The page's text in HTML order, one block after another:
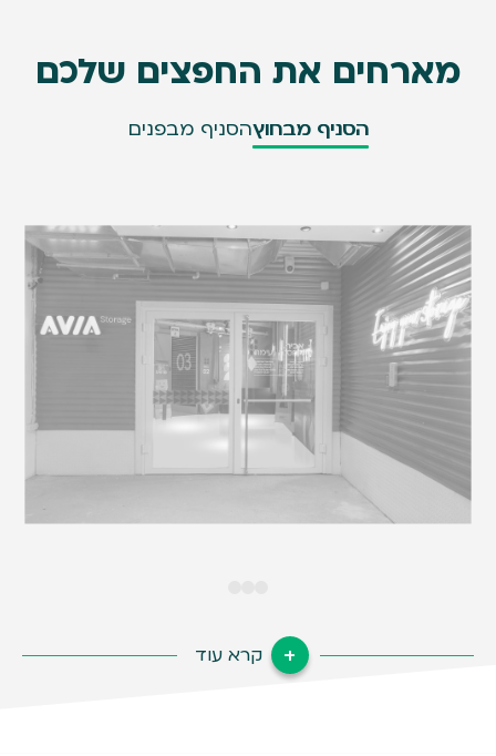
הסניף מבחוץהסניף מבפנים
מארחים את החפצים שלכם
קרא עוד